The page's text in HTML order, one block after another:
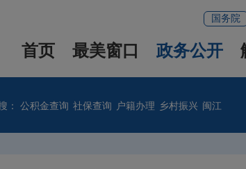
国务院
首页 最美窗口 政务公开
：公积金查询 社保查询 户籍办理 乡村振兴 闽江